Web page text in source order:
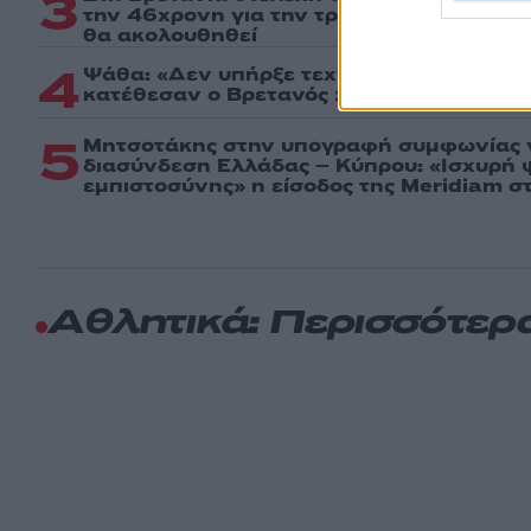
την 46χρονη για την τραγωδία της
θα ακολουθηθεί
4 Ψάθα: «Δεν υπήρξε τεχνικό πρόβλημα με
κατέθεσαν ο Βρετανός χειριστής και ο
5 Μητσοτάκης στην υπογραφή συμφωνίας
διασύνδεση Ελλάδας – Κύπρου: «Ισχυρή
εμπιστοσύνης» η είσοδος της Meridiam
Αθλητικά: